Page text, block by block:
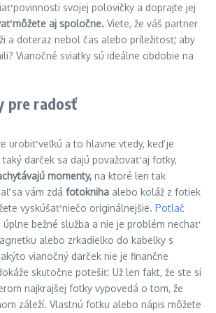
povinnosti svojej polovičky a doprajte jej
môžete aj spoločne. Viete, že váš partner
a doteraz nebol čas alebo príležitosť, aby
Vianočné sviatky sú ideálne obdobie na
pre radosť
urobiť veľkú a to hlavne vtedy, keď je
darček sa dajú považovať aj fotky,
momenty, na ktoré len tak
sa vám zdá fotokniha alebo koláž z fotiek
vyskúšať niečo originálnejšie. Potlač
úplne bežné služba a nie je problém nechať
alebo zrkadielko do kabelky s
vianočný darček nie je finančne
skutočne potešiť. Už len fakt, že ste si
najkrajšej fotky vypovedá o tom, že
záleží. Vlastnú fotku alebo nápis môžete